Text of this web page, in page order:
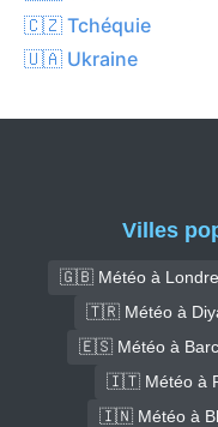
🇨🇿 Tchéquie
🇺🇦 Ukraine
Villes
🇬🇧 Météo à
🇹🇷 Météo à
🇪🇸 Météo à
🇮🇹 Météo à
🇮🇳 Météo à